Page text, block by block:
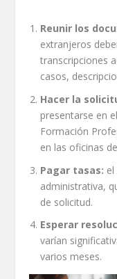
Reunir los
extranjeros
transcripciones
casos,
Hacer la
presentarse en
Formación
en las oficinas
Pagar tasas:
administrativa,
de solicitud.
Esperar
varían
varios meses.